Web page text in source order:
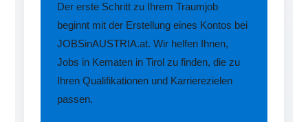
Der erste Schritt zu Ihrem Traumjob
beginnt mit der Erstellung eines Kontos bei
JOBSinAUSTRIA.at. Wir helfen Ihnen,
Jobs in Kematen in Tirol zu finden, die zu
Ihren Qualifikationen und Karrierezielen
passen.